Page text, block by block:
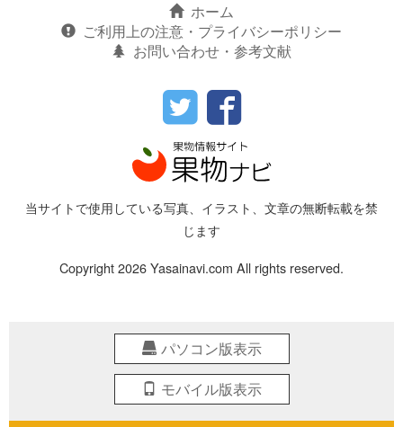
ホーム
ご利用上の注意・プライバシーポリシー
お問い合わせ・参考文献
当サイトで使用している写真、イラスト、文章の無断転載を禁
じます
Copyright 2026 Yasainavi.com All rights reserved.
パソコン版表示
モバイル版表示